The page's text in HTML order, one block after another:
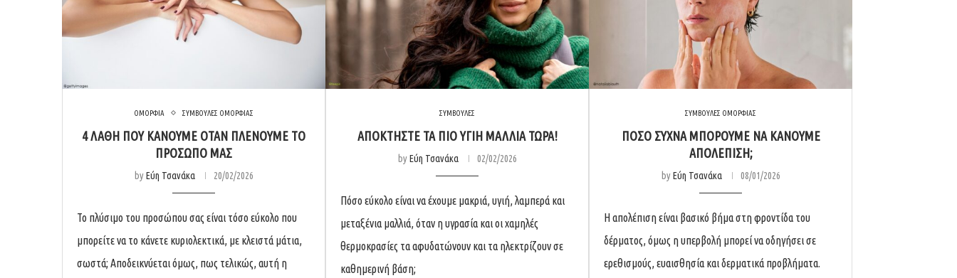
ΟΜΟΡΦΙΑ ΣΥΜΒΟΥΛΕΣ ΟΜΟΡΦΙΑΣ
4 ΛΆΘΗ ΠΟΥ ΚΆΝΟΥΜΕ ΌΤΑΝ ΠΛΈΝΟΥΜΕ ΤΟ
ΠΡΌΣΩΠΌ ΜΑΣ
byΕύη Τσανάκα 20/02/2026
Το πλύσιμο του προσώπου σας είναι τόσο εύκολο που
μπορείτε να το κάνετε κυριολεκτικά, με κλειστά μάτια,
σωστά; Αποδεικνύεται όμως, πως τελικώς, αυτή η
ΣΥΜΒΟΥΛΕΣ
ΑΠΟΚΤΉΣΤΕ ΤΑ ΠΙΟ ΥΓΙΉ ΜΑΛΛΙΆ ΤΩΡΑ!
byΕύη Τσανάκα 02/02/2026
Πόσο εύκολο είναι να έχουμε μακριά, υγιή, λαμπερά και
μεταξένια μαλλιά, όταν η υγρασία και οι χαμηλές
θερμοκρασίες τα αφυδατώνουν και τα ηλεκτρίζουν σε
καθημερινή βάση;
ΣΥΜΒΟΥΛΕΣ ΟΜΟΡΦΙΑΣ
ΠΌΣΟ ΣΥΧΝΆ ΜΠΟΡΟΎΜΕ ΝΑ ΚΆΝΟΥΜΕ
ΑΠΟΛΈΠΙΣΗ;
byΕύη Τσανάκα 08/01/2026
Η απολέπιση είναι βασικό βήμα στη φροντίδα του
δέρματος, όμως η υπερβολή μπορεί να οδηγήσει σε
ερεθισμούς, ευαισθησία και δερματικά προβλήματα.